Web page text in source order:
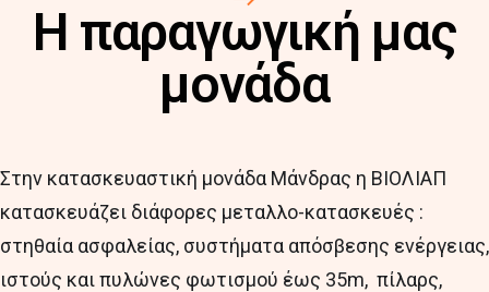
Η παραγωγική μας
μονάδα
Στην κατασκευαστική μονάδα Μάνδρας η ΒΙΟΛΙΑΠ
κατασκευάζει διάφορες μεταλλο-κατασκευές :
στηθαία ασφαλείας, συστήματα απόσβεσης ενέργειας,
ιστούς και πυλώνες φωτισμού έως 35m, πίλαρς,